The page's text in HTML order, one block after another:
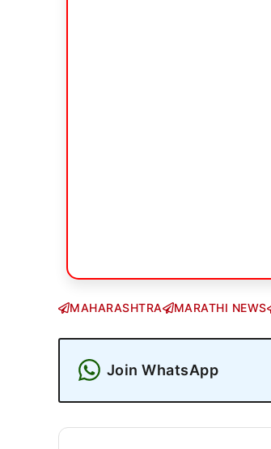
MAHARASHTRA MARATHI NEWS
Join WhatsApp